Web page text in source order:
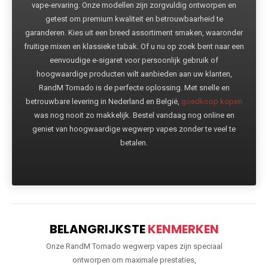
vape-ervaring. Onze modellen zijn zorgvuldig ontworpen en
getest om premium kwaliteit en betrouwbaarheid te
garanderen. Kies uit een breed assortiment smaken, waaronder
fruitige mixen en klassieke tabak. Of u nu op zoek bent naar een
eenvoudige e-sigaret voor persoonlijk gebruik of
hoogwaardige producten wilt aanbieden aan uw klanten,
RandM Tornado is de perfecte oplossing. Met snelle en
betrouwbare levering in Nederland en België, goedkoop kopen
was nog nooit zo makkelijk. Bestel vandaag nog online en
geniet van hoogwaardige wegwerp vapes zonder te veel te
betalen.
BELANGRIJKSTEKENMERKEN
Onze RandM Tornado wegwerp vapes zijn speciaal
ontworpen om maximale prestaties,